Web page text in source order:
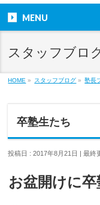
MENU
スタッフブロ
HOME » スタッフブログ » 塾長
卒塾生たち
投稿日 : 2017年8月21日 最終
お盆開けに卒